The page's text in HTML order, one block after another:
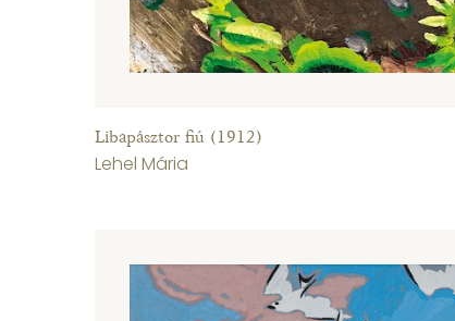
Libapásztor fiú (1912)
Lehel Mária